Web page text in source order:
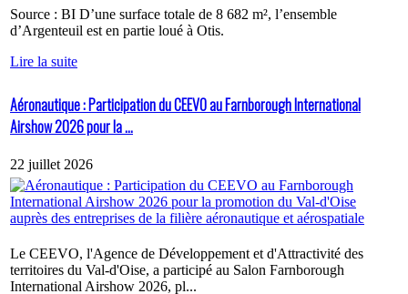
Source : BI D’une surface totale de 8 682 m², l’ensemble
d’Argenteuil est en partie loué à Otis.
Lire la suite
Aéronautique : Participation du CEEVO au Farnborough International
Airshow 2026 pour la ...
22 juillet 2026
Le CEEVO, l'Agence de Développement et d'Attractivité des
territoires du Val-d'Oise, a participé au Salon Farnborough
International Airshow 2026, pl...